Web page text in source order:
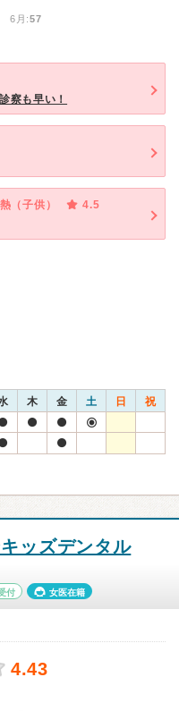
月:57
察も早い！
（子供）
4.5
木 金 土 日 祝
ッズデンタル
付 女医在籍
4.43